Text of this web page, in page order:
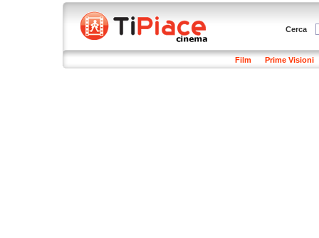
Cerca
Film Prime Visioni